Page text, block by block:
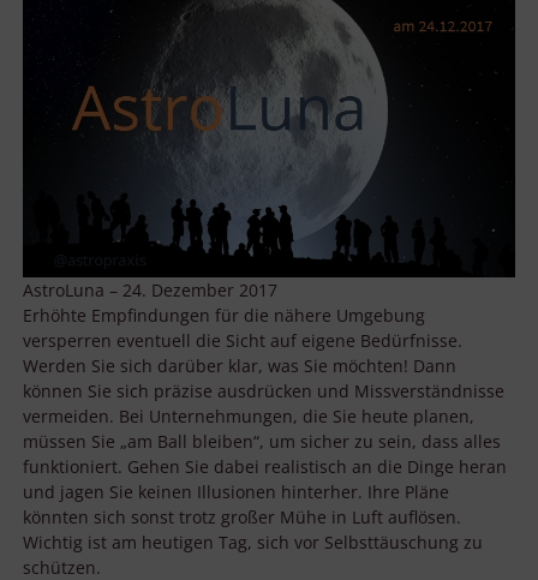
AstroLuna – 24. Dezember 2017
Erhöhte Empfindungen für die nähere Umgebung
versperren eventuell die Sicht auf eigene Bedürfnisse.
Werden Sie sich darüber klar, was Sie möchten! Dann
können Sie sich präzise ausdrücken und Missverständnisse
vermeiden. Bei Unternehmungen, die Sie heute planen,
müssen Sie „am Ball bleiben“, um sicher zu sein, dass alles
funktioniert. Gehen Sie dabei realistisch an die Dinge heran
und jagen Sie keinen Illusionen hinterher. Ihre Pläne
könnten sich sonst trotz großer Mühe in Luft auflösen.
Wichtig ist am heutigen Tag, sich vor Selbsttäuschung zu
schützen.